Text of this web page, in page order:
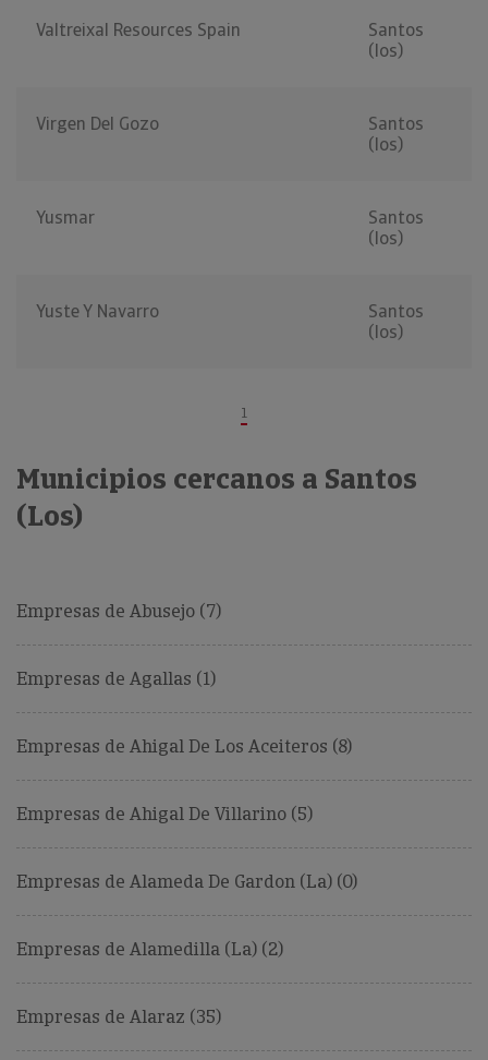
Valtreixal Resources Spain
Santos
(los)
Virgen Del Gozo
Santos
(los)
Yusmar
Santos
(los)
Yuste Y Navarro
Santos
(los)
1
Municipios cercanos a Santos
(Los)
Empresas de Abusejo (7)
Empresas de Agallas (1)
Empresas de Ahigal De Los Aceiteros (8)
Empresas de Ahigal De Villarino (5)
Empresas de Alameda De Gardon (La) (0)
Empresas de Alamedilla (La) (2)
Empresas de Alaraz (35)